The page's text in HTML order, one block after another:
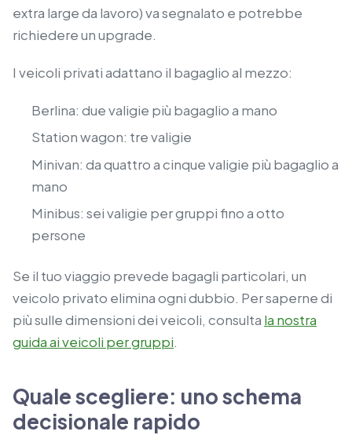
extra large da lavoro) va segnalato e potrebbe
richiedere un upgrade.
I veicoli privati adattano il bagaglio al mezzo:
Berlina: due valigie più bagaglio a mano
Station wagon: tre valigie
Minivan: da quattro a cinque valigie più bagaglio a
mano
Minibus: sei valigie per gruppi fino a otto
persone
Se il tuo viaggio prevede bagagli particolari, un
veicolo privato elimina ogni dubbio. Per saperne di
più sulle dimensioni dei veicoli, consulta la nostra
guida ai veicoli per gruppi.
Quale scegliere: uno schema
decisionale rapido